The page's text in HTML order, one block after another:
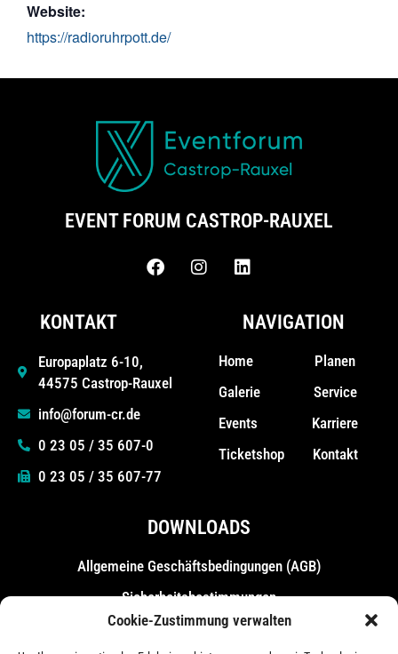
Cookie-Zustimmung verwalten
Website:
https://radioruhrpott.de/
EVENT FORUM CASTROP-RAUXEL
KONTAKT
Europaplatz 6-10,
44575 Castrop-Rauxel
info@forum-cr.de
0 23 05 / 35 607-0
0 23 05 / 35 607-77
NAVIGATION
Home
Galerie
Events
Ticketshop
Planen
Service
Karriere
Kontakt
DOWNLOADS
Allgemeine Geschäfts­bedingungen (AGB)
Sicherheitsbestimmungen
Messebestimmungen